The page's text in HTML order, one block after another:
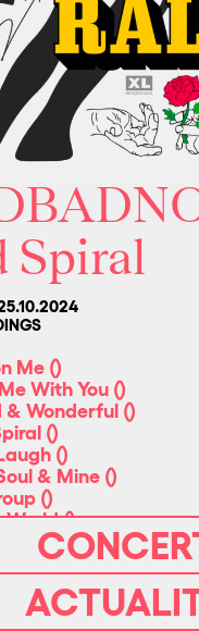
Spiral
Me ()
With You ()
& Wonderful ()
()
()
& Mine ()
()
World()
Taco()
Regra()
Afternoon’s Dream()
Your Mind()